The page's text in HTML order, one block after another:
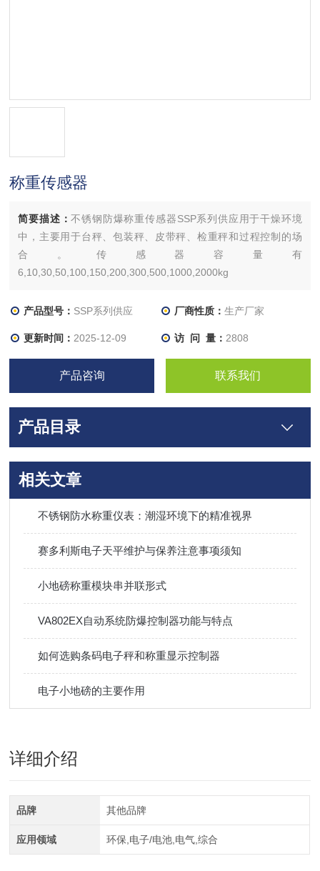
称重传感器
简要描述：不锈钢防爆称重传感器SSP系列供应用于干燥环境
中，主要用于台秤、包装秤、皮带秤、检重秤和过程控制的场
合。传感器容量有
6,10,30,50,100,150,200,300,500,1000,2000kg
产品型号： SSP系列供应 厂商性质： 生产厂家
更新时间： 2025-12-09 访 问 量： 2808
产品咨询 联系我们
产品目录
相关文章
不锈钢防水称重仪表：潮湿环境下的精准视界
赛多利斯电子天平维护与保养注意事项须知
小地磅称重模块串并联形式
VA802EX自动系统防爆控制器功能与特点
如何选购条码电子秤和称重显示控制器
电子小地磅的主要作用
详细介绍
品牌 其他品牌
应用领域 环保,电子/电池,电气,综合